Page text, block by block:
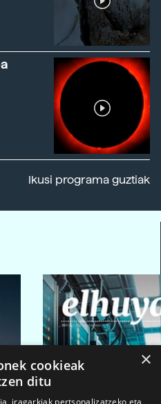
Ikusi programa guztiak
×
cookieak
ditu
iragarkiak pertsonalizatzeko eta